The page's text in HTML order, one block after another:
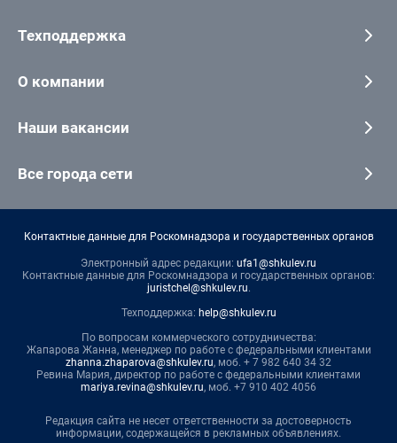
Техподдержка
О компании
Наши вакансии
Все города сети
Контактные данные для Роскомнадзора и государственных органов
Электронный адрес редакции: ufa1@shkulev.ru
Контактные данные для Роскомнадзора и государственных органов:
juristchel@shkulev.ru.
Техподдержка: help@shkulev.ru
По вопросам коммерческого сотрудничества:
Жапарова Жанна, менеджер по работе с федеральными клиентами
zhanna.zhaparova@shkulev.ru, моб. + 7 982 640 34 32
Ревина Мария, директор по работе с федеральными клиентами
mariya.revina@shkulev.ru, моб. +7 910 402 4056
Редакция сайта не несет ответственности за достоверность
информации, содержащейся в рекламных объявлениях.